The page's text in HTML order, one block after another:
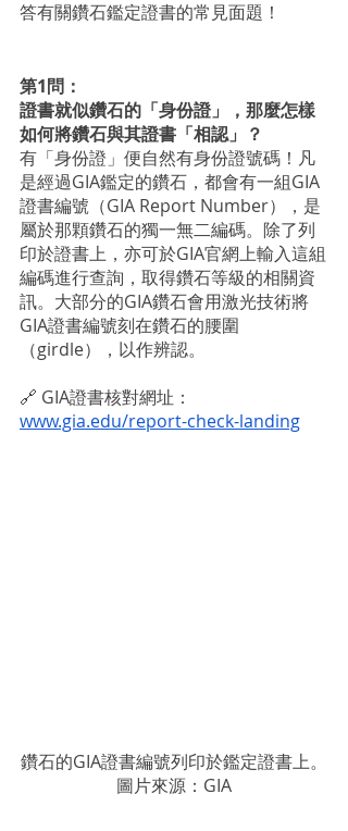
答有關鑽石鑑定證書的常見面題！
第1問：
證書就似鑽石的「身份證」，那麼怎樣
如何將鑽石與其證書「相認」？
有「身份證」便自然有身份證號碼！凡
是經過GIA鑑定的鑽石，都會有一組GIA
證書編號（GIA Report Number），是
屬於那顆鑽石的獨一無二編碼。除了列
印於證書上，亦可於GIA官網上輸入這組
編碼進行查詢，取得鑽石等級的相關資
訊。大部分的GIA鑽石會用激光技術將
GIA證書編號刻在鑽石的腰圍
（girdle），以作辨認。
🔗 GIA證書核對網址：
www.gia.edu/report-check-landing
鑽石的GIA證書編號列印於鑑定證書上。
圖片來源：GIA